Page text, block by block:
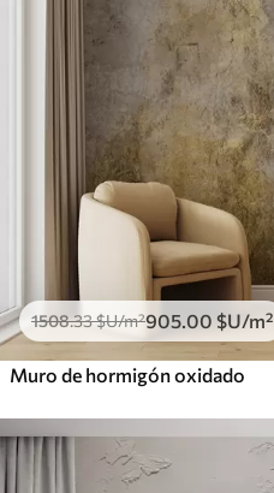
1508.33$U/m²905.00 $U/m²
Muro de hormigón oxidado